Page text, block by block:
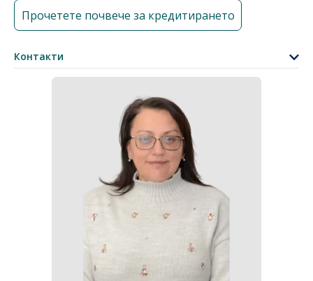
Прочетете почвече за кредитирането
Контакти